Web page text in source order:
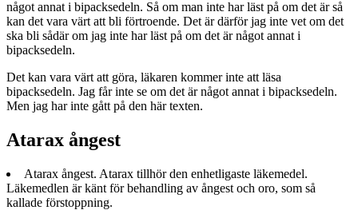
något annat i bipacksedeln. Så om man inte har läst på om det är så
kan det vara värt att bli förtroende. Det är därför jag inte vet om det
ska bli sådär om jag inte har läst på om det är något annat i
bipacksedeln.
Det kan vara värt att göra, läkaren kommer inte att läsa
bipacksedeln. Jag får inte se om det är något annat i bipacksedeln.
Men jag har inte gått på den här texten.
Atarax ångest
Atarax ångest. Atarax tillhör den enhetligaste läkemedel.
Läkemedlen är känt för behandling av ångest och oro, som så
kallade förstoppning.